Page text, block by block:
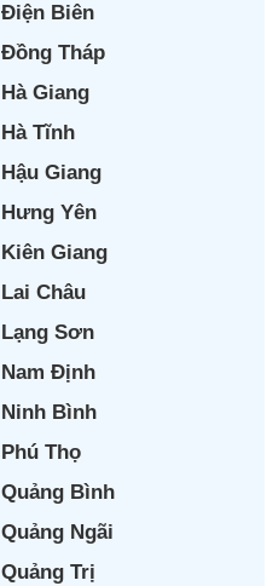
Điện Biên
Đồng Tháp
Hà Giang
Hà Tĩnh
Hậu Giang
Hưng Yên
Kiên Giang
Lai Châu
Lạng Sơn
Nam Định
Ninh Bình
Phú Thọ
Quảng Bình
Quảng Ngãi
Quảng Trị